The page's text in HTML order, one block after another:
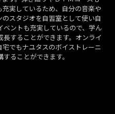
実しているため、自分の音楽や
スタジオを自習室として使い自
ントも充実しているので、学ん
することができます。オンライ
でもナユタスのボイストレーニ
ることができます。